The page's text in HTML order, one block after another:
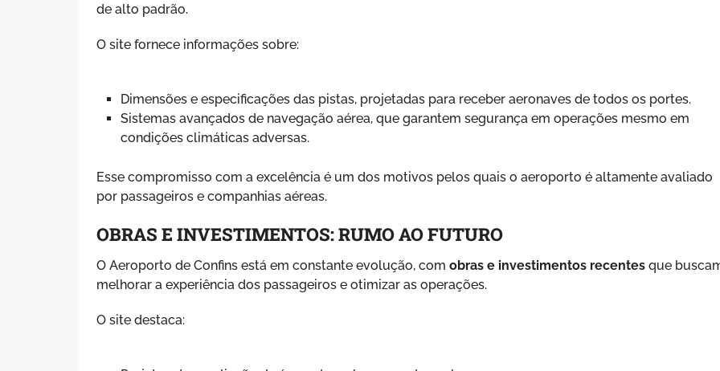
de alto padrão.
O site fornece informações sobre:
Dimensões e especificações das pistas, projetadas para receber aeronaves de todos os portes.
Sistemas avançados de navegação aérea, que garantem segurança em operações mesmo em
condições climáticas adversas.
Esse compromisso com a excelência é um dos motivos pelos quais o aeroporto é altamente avaliado
por passageiros e companhias aéreas.
OBRAS E INVESTIMENTOS: RUMO AO FUTURO
O Aeroporto de Confins está em constante evolução, comobras e investimentos recentes que
melhorar a experiência dos passageiros e otimizar as operações.
O site destaca: